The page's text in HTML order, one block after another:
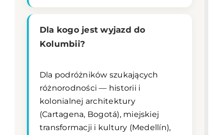
Dla kogo jest wyjazd do
Kolumbii?
Dla podróżników szukających
różnorodności — historii i
kolonialnej architektury
(Cartagena, Bogotá), miejskiej
transformacji i kultury (Medellín),